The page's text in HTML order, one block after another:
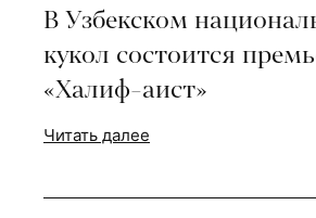
В Узбекском
кукол состоится
«Халиф-аист»
Читать далее